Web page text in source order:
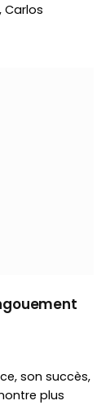
Carlos
son succès,
plus